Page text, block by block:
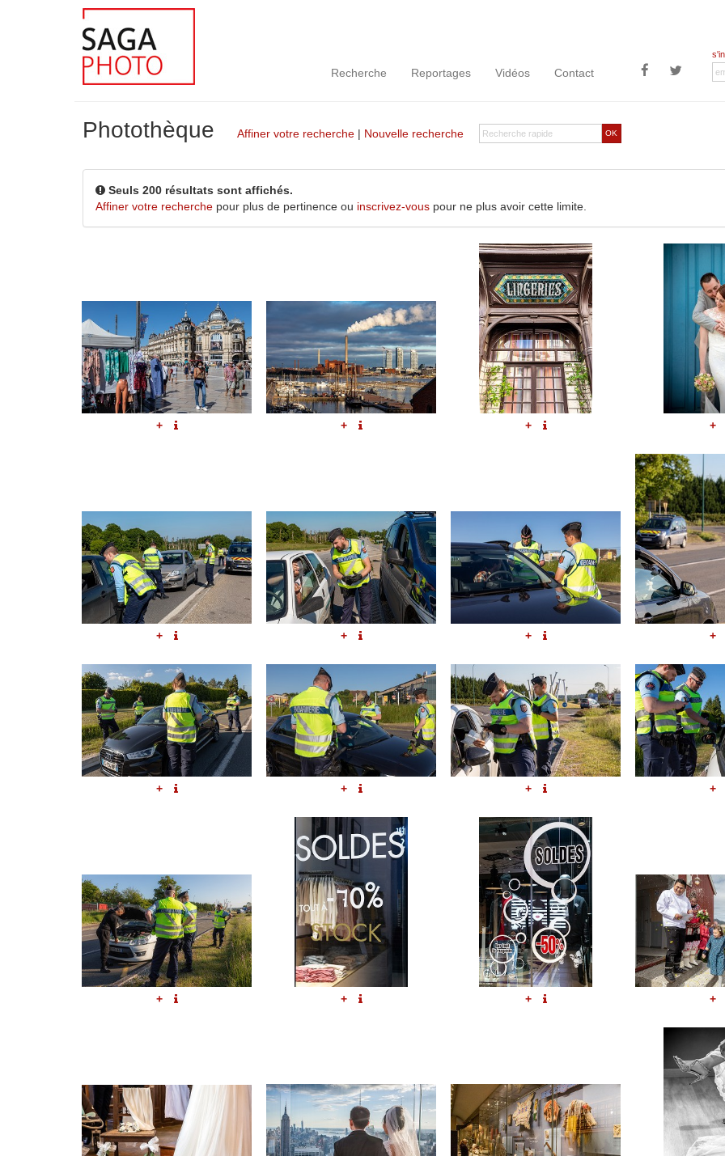
Recherche Reportages Vidéos Contact
OK
Photothèque Affiner votre recherche | Nouvelle recherche
Seuls 200 résultats sont affichés.
Affiner votre recherche pour plus de pertinence ou inscrivez-vous pour ne plus avoir cette limite.
+ + + +
+ + + +
+ + + +
+ + + +